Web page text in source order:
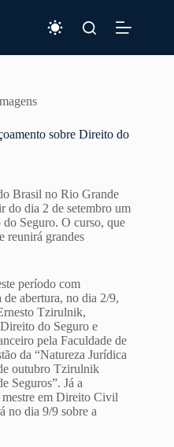
sobre Direito do
Brasil no Rio Grande
do dia 2 de setembro um
Seguro. O curso, que
reunirá grandes
período com
abertura, no dia 2/9,
Tzirulnik,
do Seguro e
pela Faculdade de
da “Natureza Jurídica
outubro Tzirulnik
Seguros”. Já a
em Direito Civil
no dia 9/9 sobre a